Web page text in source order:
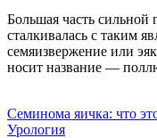
Большая часть сильной
сталкивалась с таким
семяизвержение или
носит название —
Семинома яичка: что
Урология